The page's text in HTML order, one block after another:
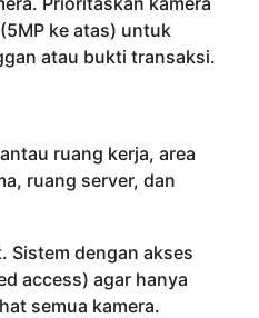
ke atas) untuk
atau bukti transaksi.
ruang kerja, area
ruang server, dan
Sistem dengan akses
access) agar hanya
semua kamera.